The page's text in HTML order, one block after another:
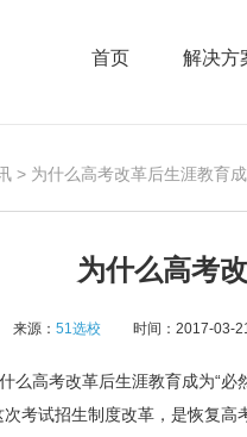
首页 解决方
> 为什么高考改革后生涯教育成
为什么高考
来源： 51选校 时间：2017-03-
高考改革后生涯教育成为“必然
试招生制度改革，是恢复高